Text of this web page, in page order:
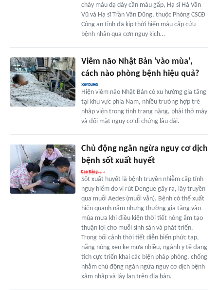
chảy máu dạ dày cần máu gấp, Hạ sĩ Hà Văn
Vũ và Hạ sĩ Trần Văn Dũng, thuộc Phòng CSCĐ
Công an tỉnh đã kịp thời hiến máu cấp cứu
bệnh nhân qua cơn nguy kịch…
Viêm não Nhật Bản 'vào mùa',
cách nào phòng bệnh hiệu quả?
Hiện viêm não Nhật Bản có xu hướng gia tăng
tại khu vực phía Nam, nhiều trường hợp trẻ
nhập viện trong tình trạng nặng, phải thở máy
và đối mặt nguy cơ di chứng lâu dài.
Chủ động ngăn ngừa nguy cơ dịch
bệnh sốt xuất huyết
Sốt xuất huyết là bệnh truyền nhiễm cấp tính
nguy hiểm do vi rút Dengue gây ra, lây truyền
qua muỗi Aedes (muỗi vằn). Bệnh có thể xuất
hiện quanh năm nhưng thường gia tăng vào
mùa mưa khi điều kiện thời tiết nóng ẩm tạo
thuận lợi cho muỗi sinh sản và phát triển.
Trong bối cảnh thời tiết diễn biến phức tạp,
nắng nóng xen kẽ mưa nhiều, ngành y tế đang
tích cực triển khai các biện pháp phòng, chống
nhằm chủ động ngăn ngừa nguy cơ dịch bệnh
xâm nhập và lây lan trên địa bàn.